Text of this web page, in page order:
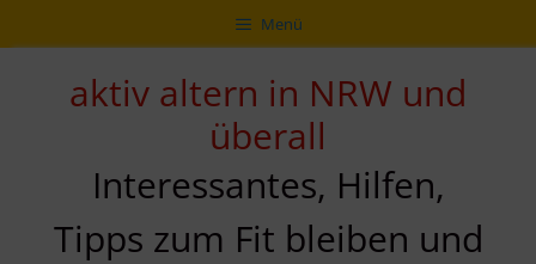
Inhalt
zur
Navigation
Inhalt
Menü
aktiv altern in NRW und
überall
Interessantes, Hilfen,
Tipps zum Fit bleiben und